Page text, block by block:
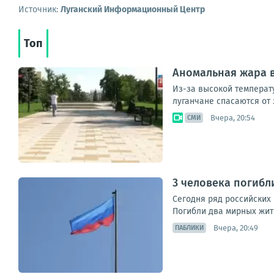
Источник: Луганский Информационный Центр
Топ
Аномальная жара
Из-за высокой
луганчане спасаются
СМИ Вчера, 20:54
3 человека
Сегодня ряд
Погибли два мирных
ПАБЛИКИ Вчера, 20:49